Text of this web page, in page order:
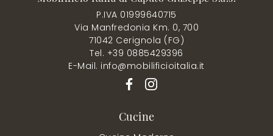
P.IVA 01999640715
Via Manfredonia Km. 0, 700
71042 Cerignola (FG)
Tel. +39 0885429396
E-Mail. info@mobilificioitalia.it
Cucine